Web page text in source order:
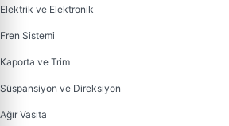
Elektrik ve Elektronik
Fren Sistemi
Kaporta ve Trim
Süspansiyon ve Direksiyon
Ağır Vasıta